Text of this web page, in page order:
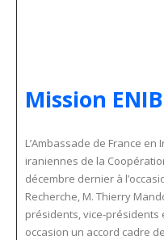
Mission
L’Ambassade de France
iraniennes de la
décembre dernier à
Recherche, M. Thierry
présidents, vice-présidents
occasion un accord cadre